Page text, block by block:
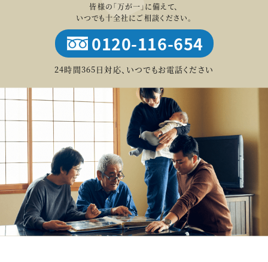
皆様の「万が一」に備えて、
いつでも十全社にご相談ください。
0120-116-654
24時間365日対応、いつでもお電話ください